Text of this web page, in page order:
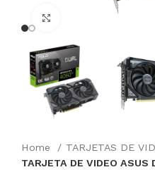
Click to enlarge
Home
TARJETAS DE
TARJETA DE VIDEO